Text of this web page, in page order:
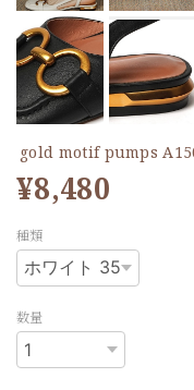
gold motif pumps
¥8,480
種類
数量